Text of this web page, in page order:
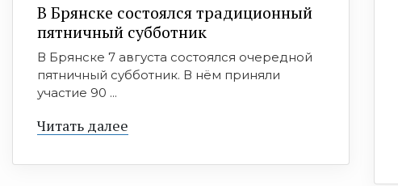
В Брянске состоялся традиционный
пятничный субботник
В Брянске 7 августа состоялся очередной
пятничный субботник. В нём приняли
участие 90 ...
Читать далее